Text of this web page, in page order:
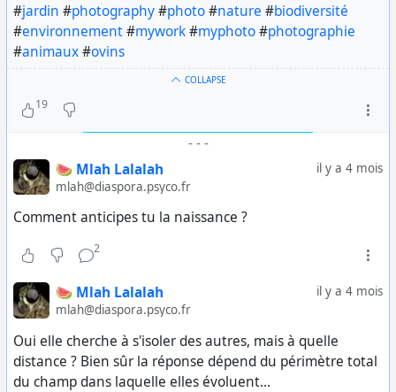
#jardin #photography#photo#nature #biodiversité
#environnement#mywork#myphoto#photographie
#animaux#ovins
COLLAPSE
19
- - -
il y a 4 mois
🍉 Mlah Lalalah
mlah@diaspora.psyco.fr
Comment anticipes tu la naissance ?
2
il y a 4 mois
🍉 Mlah Lalalah
mlah@diaspora.psyco.fr
Oui elle cherche à s'isoler des autres, mais à quelle
distance ? Bien sûr la réponse dépend du périmètre total
du champ dans laquelle elles évoluent...